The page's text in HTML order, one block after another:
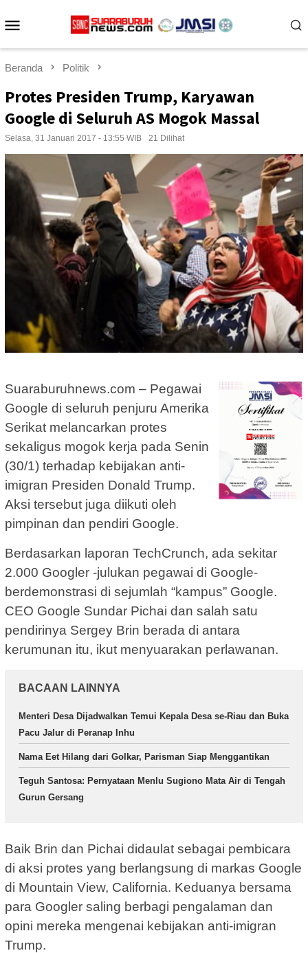
ke
Beranda Politik
Protes Presiden Trump, Karyawan
Google di Seluruh AS Mogok Massal
Selasa, 31 Januari 2017 - 13:55 WIB 21 Dilihat
Suaraburuhnews.com – Pegawai
Google di seluruh penjuru Amerika
Serikat melancarkan protes
sekaligus mogok kerja pada Senin
(30/1) terhadap kebijakan anti-
imigran Presiden Donald Trump.
Aksi tersebut juga diikuti oleh
pimpinan dan pendiri Google.
Berdasarkan laporan TechCrunch, ada sekitar
2.000 Googler -julukan pegawai di Google-
berdemonstrasi di sejumlah “kampus” Google.
CEO Google Sundar Pichai dan salah satu
pendirinya Sergey Brin berada di antara
kerumunan itu, ikut menyuarakan perlawanan.
BACAAN LAINNYA
Menteri Desa Dijadwalkan Temui Kepala Desa se-Riau dan Buka
Pacu Jalur di Peranap Inhu
Nama Eet Hilang dari Golkar, Parisman Siap Menggantikan
Teguh Santosa: Pernyataan Menlu Sugiono Mata Air di Tengah
Gurun Gersang
Baik Brin dan Pichai didaulat sebagai pembicara
di aksi protes yang berlangsung di markas Google
di Mountain View, California. Keduanya bersama
para Googler saling berbagi pengalaman dan
opini mereka mengenai kebijakan anti-imigran
Trump.